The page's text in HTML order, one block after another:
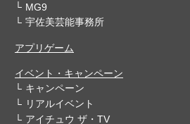
MG9
宇佐美芸能事務所
アプリゲーム
イベント・キャンペーン
キャンペーン
リアルイベント
アイチュウ ザ・TV